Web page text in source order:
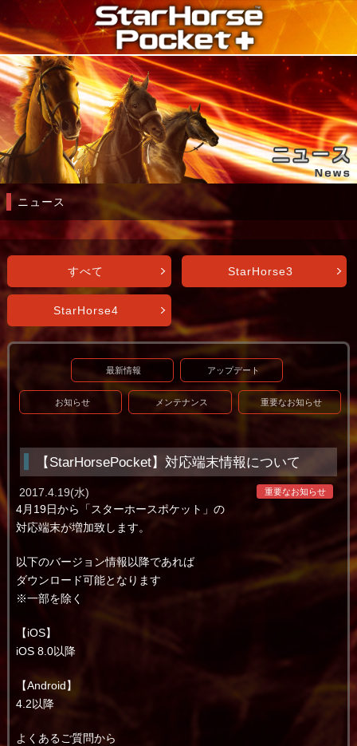
ニュース
すべて StarHorse3
StarHorse4
最新情報 アップデート
お知らせ メンテナンス 重要なお知らせ
【StarHorsePocket】対応端末情報について
重要なお知らせ
2017.4.19(水)
4月19日から「スターホースポケット」の
対応端末が増加致します。
以下のバージョン情報以降であれば
ダウンロード可能となります
※一部を除く
【iOS】
iOS 8.0以降
【Android】
4.2以降
よくあるご質問から